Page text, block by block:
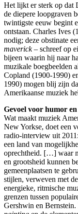
Het lijkt er sterk op dat
de diepere loopgraven
twintigste eeuw begint
ontstaan. Charles Ives
nodig; deze obstinate
maverick– schreef op
bijeen waarin hij naar
muzikale boegbeelden
Copland (1900-1990)
1990) mogen blij zijn
Amerikaanse muziek
Gevoel voor humor
Wat maakt muziek
New Yorkse, doet een
radio-interview uit
een land van
oprechtheid. […] waar
en grootsheid kunnen
gemeenplaatsen te
stijlen, verweven met
energieke, ritmische
grenzen tussen
Gershwin en